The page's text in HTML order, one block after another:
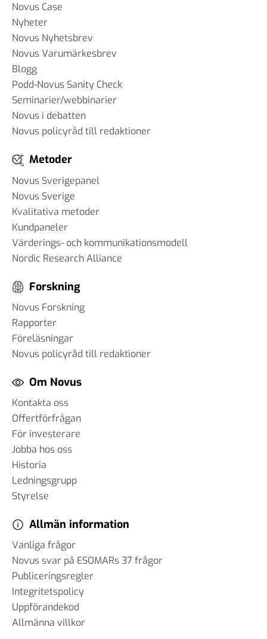
Novus Case
Nyheter
Novus Nyhetsbrev
Novus Varumärkesbrev
Blogg
Podd-Novus Sanity Check
Seminarier/webbinarier
Novus i debatten
Novus policyråd till redaktioner
Metoder
Novus Sverigepanel
Novus Sverige
Kvalitativa metoder
Kundpaneler
Värderings- och kommunikationsmodell
Nordic Research Alliance
Forskning
Novus Forskning
Rapporter
Föreläsningar
Novus policyråd till redaktioner
Om Novus
Kontakta oss
Offertförfrågan
För investerare
Jobba hos oss
Historia
Ledningsgrupp
Styrelse
Allmän information
Vanliga frågor
Novus svar på ESOMARs 37 frågor
Publiceringsregler
Integritetspolicy
Uppförandekod
Allmänna villkor